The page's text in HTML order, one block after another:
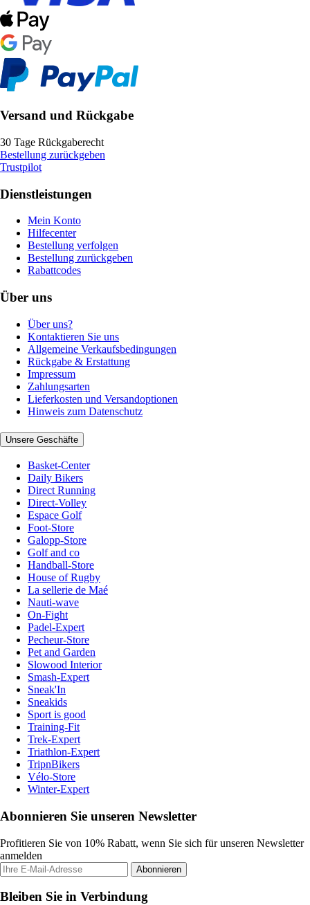
Versand und Rückgabe
30 Tage Rückgaberecht
Bestellung zurückgeben
Trustpilot
Dienstleistungen
Mein Konto
Hilfecenter
Bestellung verfolgen
Bestellung zurückgeben
Rabattcodes
Über uns
Über uns?
Kontaktieren Sie uns
Allgemeine Verkaufsbedingungen
Rückgabe & Erstattung
Impressum
Zahlungsarten
Lieferkosten und Versandoptionen
Hinweis zum Datenschutz
Unsere Geschäfte
Basket-Center
Daily Bikers
Direct Running
Direct-Volley
Espace Golf
Foot-Store
Galopp-Store
Golf and co
Handball-Store
House of Rugby
La sellerie de Maé
Nauti-wave
On-Fight
Padel-Expert
Pecheur-Store
Pet and Garden
Slowood Interior
Smash-Expert
Sneak'In
Sneakids
Sport is good
Training-Fit
Trek-Expert
Triathlon-Expert
TripnBikers
Vélo-Store
Winter-Expert
Abonnieren Sie unseren Newsletter
Profitieren Sie von 10% Rabatt, wenn Sie sich für unseren Newsletter
anmelden
Abonnieren
Bleiben Sie in Verbindung